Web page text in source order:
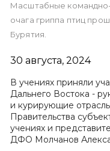
Масштабные
очага гриппа птиц
Бурятия.
30 августа, 2024
В учениях приняли
Дальнего Востока -
и курирующие
Правительства
учениях и
ДФО Молчанов